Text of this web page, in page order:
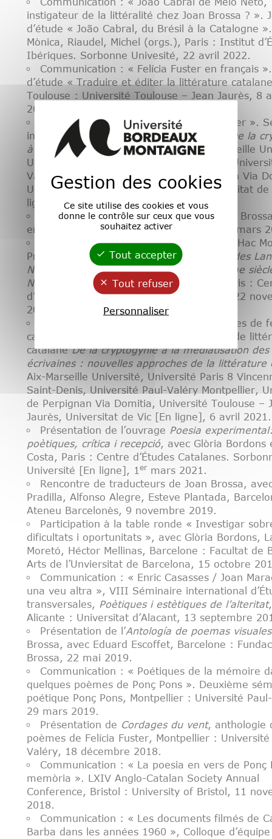
instigateur de la littéralité chez Joan Brossa ? ».
d’étude « João Cabral, du Brésil à la Catalogne
Mònica, Riaudel, Michel (orgs.), Paris : Institut
Ibériques. Sorbonne Univesité, 22 avril 2022.
Communication : « Felícia Fuster en français
d’étude « Traduire et éditer la littérature
Toulouse : Université Toulouse – Jean Jaurès, 8
2022.
Communication : « Traduire Felícia Fuster ».
inter-universitaire de littérature catalane
De la
à la médiatisation des écrivaines. Aix-Marseille
Université Paris 8 Vincennes Saint-Denis,
Valéry Montpellier, Université de Perpignan Via
Université Toulouse – Jean Jaurès, Universitat de
ligne], 6 avril 2022.
Conférence : « La poesia visual de Joan
en-Provence : Aix-Marseille Université, 21 mars
Communication : « La poésie de Carles Hac
Présentation du numéro 398 de la
Revue des
Néo-latines
Littérature catalane du XXIème
Nouvelles voix, continuités et ruptures
, Paris :
d’Études Catalanes, Sorbonne Université, 22
2021.
Conférence : « Une approche des poésies de
catalanes ». Séminaire inter-universitaire de
catalaneDe la cryptogynie à la médiatisation des
écrivaines : nouvelles approches de la littérature
Aix-Marseille Université, Université Paris 8
Saint-Denis, Université Paul-Valéry Montpellier,
de Perpignan Via Domitia, Université Toulouse –
Jaurès, Universitat de Vic [En ligne], 6 avril 2021.
Présentation de l’ouvrage Poesia
poètiques, crítica i recepció, avec Glòria Bordons
Costa, Paris : Centre d’Études Catalanes.
Université [En ligne], 1 er mars 2021.
Rencontre de traducteurs de Joan Brossa,
Pradilla, Alfonso Alegre, Esteve Plantada,
Ateneu Barcelonès, 9 novembre 2019.
Participation à la table ronde « Investigar
dificultats i oportunitats », avec Glòria Bordons,
Moretó, Héctor Mellinas, Barcelone : Facultat de
Arts de l’Unviersitat de Barcelona, 15 octobre
Communication : « Enric Casasses / Joan
una veu altra », VIII Séminaire international
transversales, Poètiques i estètiques de l’alteritat,
Alicante : Universitat d’Alacant, 13 septembre
Présentation de l’Antología de poemas visuales
Brossa, avec Eduard Escoffet, Barcelone :
Brossa, 22 mai 2019.
Communication : « Poétiques de la mémoire
quelques poèmes de Ponç Pons ». Deuxième
poétique Ponç Pons, Montpellier : Université
29 mars 2019.
Présentation de Cordages du vent, anthologie
poèmes de Felícia Fuster, Montpellier : Université
Valéry, 18 décembre 2018.
Communication : « La poesia en vers de Ponç
memòria ». LXIV Anglo-Catalan Society Annual
Conference, Bristol : University of Bristol, 11
2018.
Communication : « Les documents filmés de
Barba dans les années 1960 », Colloque d’équipe
Gestion des cookies
Ce site utilise des cookies et vous
donne le contrôle sur ceux que vous
souhaitez activer
Tout accepter
Tout refuser
Personnaliser